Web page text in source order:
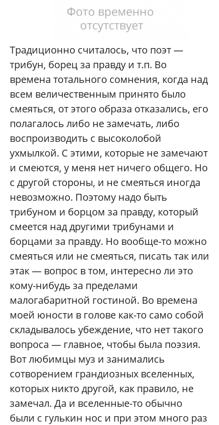
Традиционно считалось, что поэт —
трибун, борец за правду и т.п. Во
времена тотального сомнения, когда над
всем величественным принято было
смеяться, от этого образа отказались, его
полагалось либо не замечать, либо
воспроизводить с высоколобой
ухмылкой. C этими, которые не замечают
и смеются, у меня нет ничего общего. Но
с другой стороны, и не смеяться иногда
невозможно. Поэтому надо быть
трибуном и борцом за правду, который
смеется над другими трибунами и
борцами за правду. Но вообще-то можно
смеяться или не смеяться, писать так или
этак — вопрос в том, интересно ли это
кому-нибудь за пределами
малогабаритной гостиной. Во времена
моей юности в голове как-то само собой
складывалось убеждение, что нет такого
вопроса — главное, чтобы была поэзия.
Вот любимцы муз и занимались
сотворением грандиозных вселенных,
которых никто другой, как правило, не
замечал. Да и вселенные-то обычно
были с гулькин нос и при этом много раз